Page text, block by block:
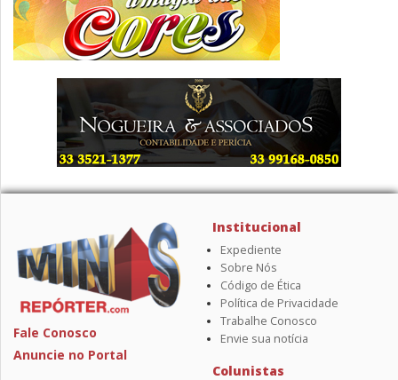
Fale Conosco
Anuncie no Portal
Institucional
Expediente
Sobre Nós
Código de Ética
Política de Privacidade
Trabalhe Conosco
Envie sua notícia
Colunistas